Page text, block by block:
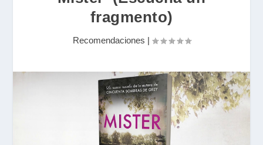
fragmento)
Recomendaciones |